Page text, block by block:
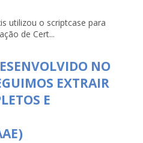
utilizou o scriptcase para
de Cert...
NO
EXTRAIR
E